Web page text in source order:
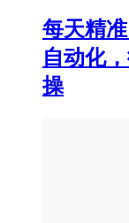
每天精
自动化
操